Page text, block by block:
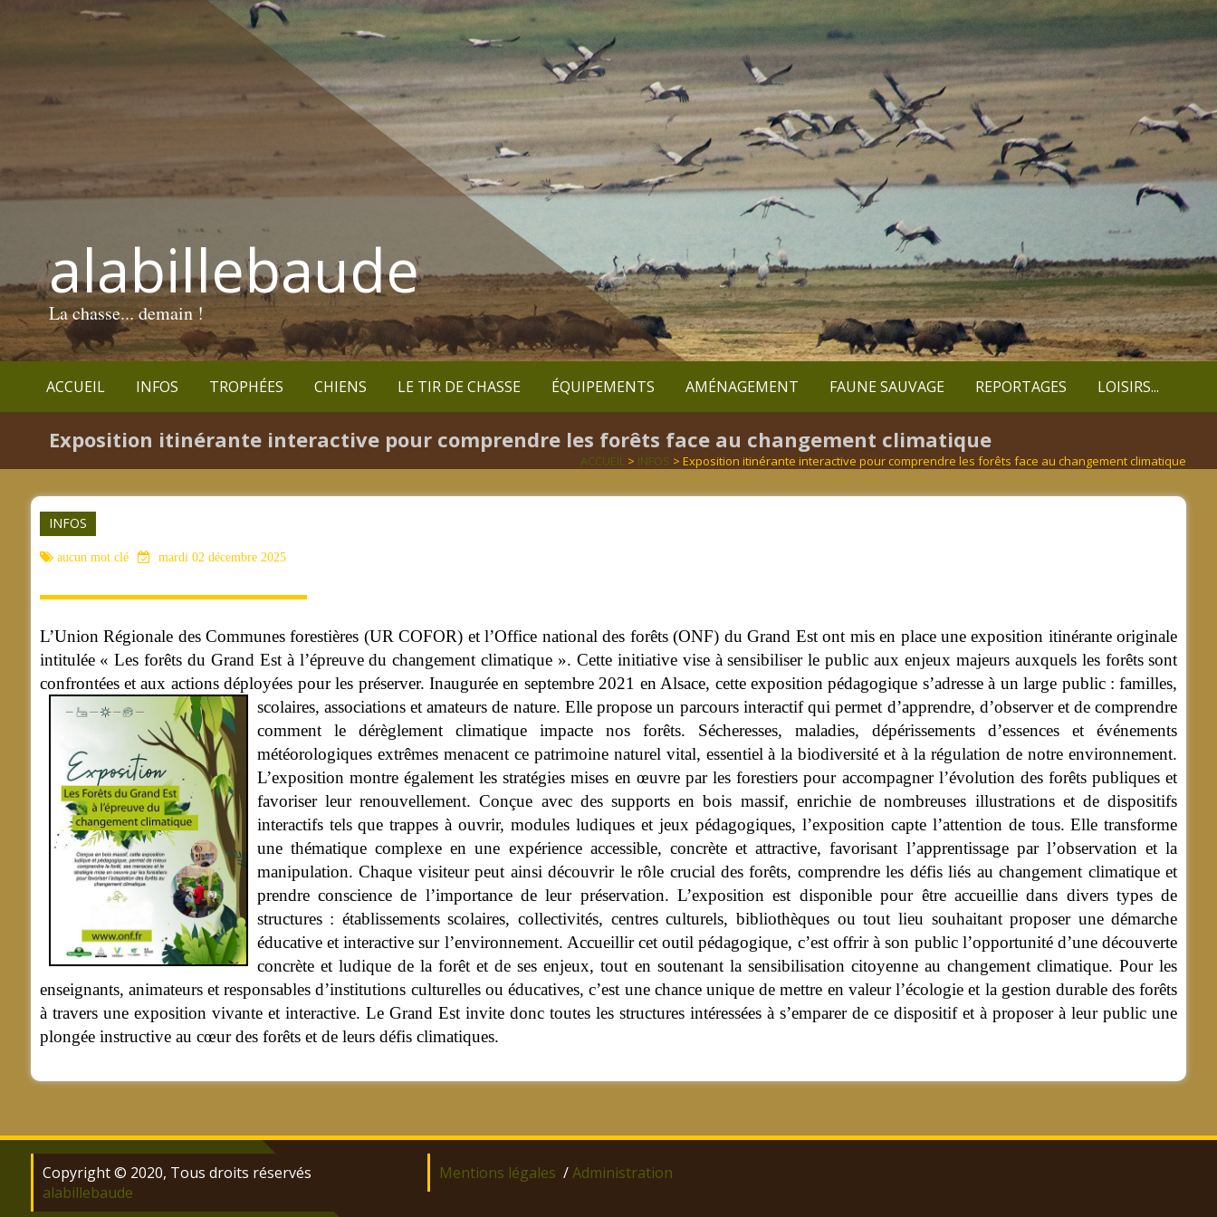
alabillebaude
La chasse... demain !
ACCUEIL INFOS TROPHÉES CHIENS LE TIR DE CHASSE ÉQUIPEMENTS AMÉNAGEMENT FAUNE SAUVAGE REPORTAGES LOISIRS...
Exposition itinérante interactive pour comprendre les forêts face au changement climatique
ACCUEIL > INFOS > Exposition itinérante interactive pour comprendre les forêts face au changement climatique
INFOS
aucun mot clé mardi 02 décembre 2025
L’Union Régionale des Communes forestières (UR COFOR) et l’Office national des forêts (ONF) du Grand Est ont mis en place une exposition itinérante originale
intitulée « Les forêts du Grand Est à l’épreuve du changement climatique ». Cette initiative vise à sensibiliser le public aux enjeux majeurs auxquels les forêts sont
confrontées et aux actions déployées pour les préserver. Inaugurée en septembre 2021 en Alsace, cette exposition pédagogique s’adresse à un large public : familles,
scolaires, associations et amateurs de nature. Elle propose un parcours interactif qui permet d’apprendre, d’observer et de comprendre
comment le dérèglement climatique impacte nos forêts. Sécheresses, maladies, dépérissements d’essences et événements
météorologiques extrêmes menacent ce patrimoine naturel vital, essentiel à la biodiversité et à la régulation de notre environnement.
L’exposition montre également les stratégies mises en œuvre par les forestiers pour accompagner l’évolution des forêts publiques et
favoriser leur renouvellement. Conçue avec des supports en bois massif, enrichie de nombreuses illustrations et de dispositifs
interactifs tels que trappes à ouvrir, modules ludiques et jeux pédagogiques, l’exposition capte l’attention de tous. Elle transforme
une thématique complexe en une expérience accessible, concrète et attractive, favorisant l’apprentissage par l’observation et la
manipulation. Chaque visiteur peut ainsi découvrir le rôle crucial des forêts, comprendre les défis liés au changement climatique et
prendre conscience de l’importance de leur préservation. L’exposition est disponible pour être accueillie dans divers types de
structures : établissements scolaires, collectivités, centres culturels, bibliothèques ou tout lieu souhaitant proposer une démarche
éducative et interactive sur l’environnement. Accueillir cet outil pédagogique, c’est offrir à son public l’opportunité d’une découverte
concrète et ludique de la forêt et de ses enjeux, tout en soutenant la sensibilisation citoyenne au changement climatique. Pour les
enseignants, animateurs et responsables d’institutions culturelles ou éducatives, c’est une chance unique de mettre en valeur l’écologie et la gestion durable des forêts
à travers une exposition vivante et interactive. Le Grand Est invite donc toutes les structures intéressées à s’emparer de ce dispositif et à proposer à leur public une
plongée instructive au cœur des forêts et de leurs défis climatiques.
Copyright © 2020, Tous droits réservés
alabillebaude
Mentions légales /Administration